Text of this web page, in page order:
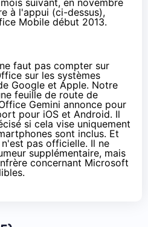
suivant, en novembre
à l'appui (ci-dessus),
Mobile début 2013.
faut pas compter sur
sur les systèmes
Google et Apple. Notre
feuille de route de
Gemini annonce pour
pour iOS et Android. Il
si cela vise uniquement
sont inclus. Et
pas officielle. Il ne
supplémentaire, mais
concernant Microsoft